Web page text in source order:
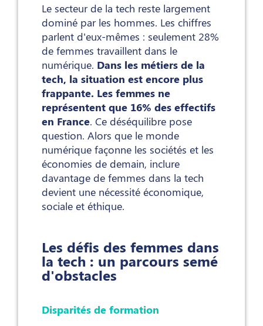
Le secteur de la tech reste largement
dominé par les hommes. Les chiffres
parlent d'eux-mêmes : seulement 28%
de femmes travaillent dans le
numérique. Dans les métiers de la
tech, la situation est encore plus
frappante. Les femmes ne
représentent que 16% des effectifs
en France. Ce déséquilibre pose
question. Alors que le monde
numérique façonne les sociétés et les
économies de demain, inclure
davantage de femmes dans la tech
devient une nécessité économique,
sociale et éthique.
Les défis des femmes dans
la tech : un parcours semé
d'obstacles
Disparités de formation